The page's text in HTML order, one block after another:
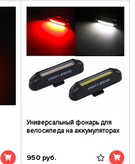
Универсальный фонарь для
велосипеда на аккумуляторах
950 руб.